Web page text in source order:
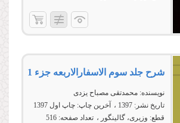
شرح جلد سوم الاسفارالاربعه جزء 1
نویسنده: محمدتقی مصباح یزدی
تاریخ نشر: 1397 آخرین چاپ: چاپ اول 1397
قطع: وزیری، گالینگور تعداد صفحه: 516